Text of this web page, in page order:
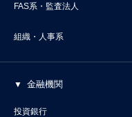
FAS系・監査法人
組織・人事系
金融機関
投資銀行